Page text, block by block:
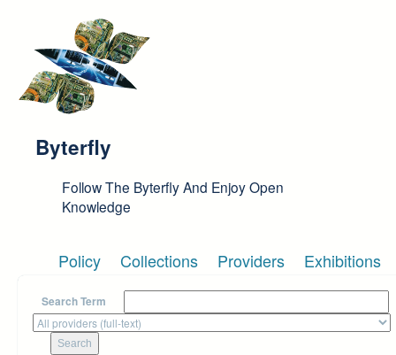
Byterfly
Follow The Byterfly And Enjoy Open
Knowledge
Policy Collections Providers Exhibitions
Search Term